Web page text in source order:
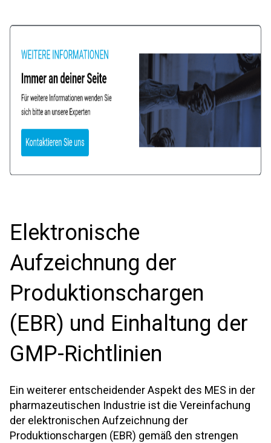
Elektronische
Aufzeichnung der
Produktionschargen
(EBR) und Einhaltung der
GMP-Richtlinien
Ein weiterer entscheidender Aspekt des MES in der
pharmazeutischen Industrie ist die Vereinfachung
der elektronischen Aufzeichnung der
Produktionschargen (EBR) gemäß den strengen